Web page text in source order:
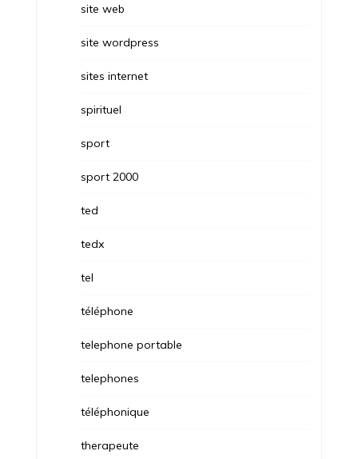
site web
site wordpress
sites internet
spirituel
sport
sport 2000
ted
tedx
tel
téléphone
telephone portable
telephones
téléphonique
therapeute